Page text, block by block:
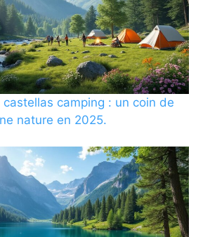
camping : un coin de
nature en 2025.